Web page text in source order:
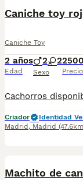
Caniche toy
Caniche Toy
2 años
Edad
2 2
Sexo Precio
Criador
Identidad
Madrid , Madrid
Machito de